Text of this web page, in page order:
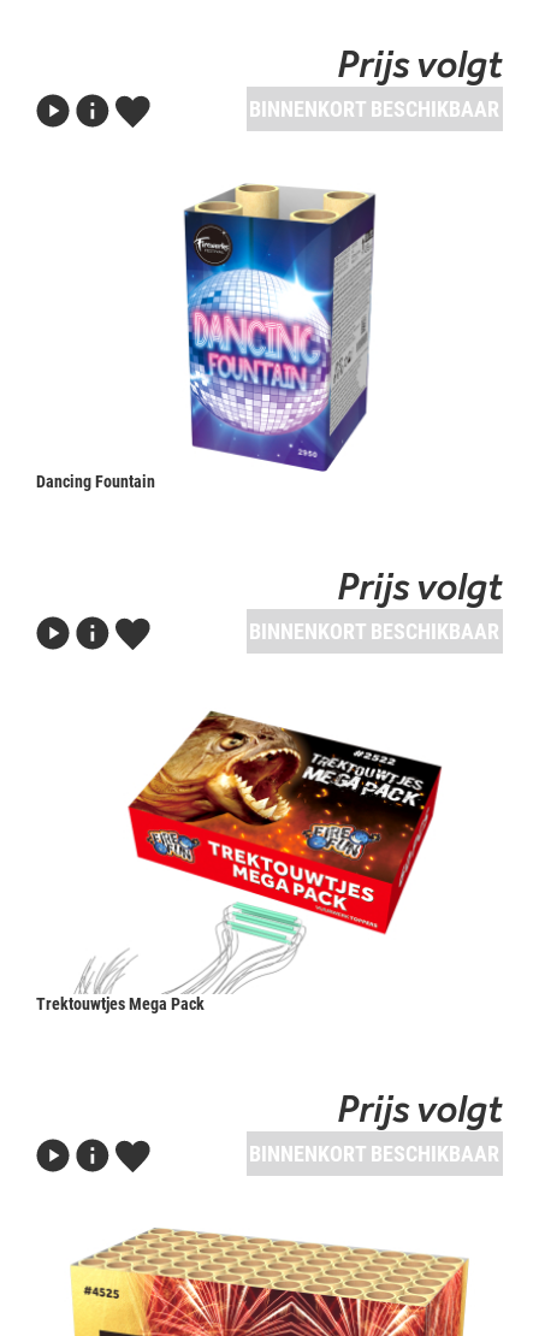
Prijs volgt
BINNENKORT BESCHIKBAAR
Dancing Fountain
Prijs volgt
BINNENKORT BESCHIKBAAR
Trektouwtjes Mega Pack
Prijs volgt
BINNENKORT BESCHIKBAAR